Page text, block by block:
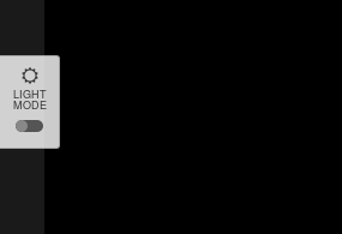
LIGHT
MODE